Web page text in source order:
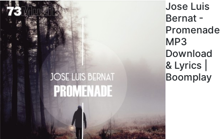
Jose Luis
Bernat -
Promenade
MP3
Download
& Lyrics |
Boomplay